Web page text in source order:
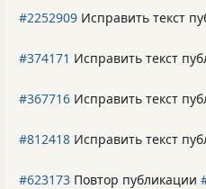
#2252909 Исправить текст
#374171 Исправить текст
#367716 Исправить текст
#812418 Исправить текст
#623173 Повтор публикации